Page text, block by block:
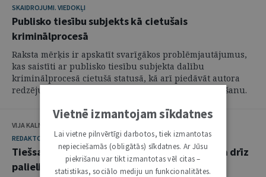
SKAIDROJUMI. VIEDOKĻI
Publisko tiesību subjekts kā cietušais
kriminālprocesā
Raksta mērķis ir apskatīt svarīgākos problēmjautājumus,
kas saistīti ar publisko tiesību subjekta dalību
kriminālprocesā cietušā statusā, kā arī piedāvāt autora
redzējumu par likuma un prakses nepilnību novēršanu.
VIJA KALNIŅA
REDAKTORA SLEJA
Tiešsaistes platformu pienākumi un atbildība drīz
palielināsies
Vietnē izmantojam sīkdatnes
Lai vietne pilnvērtīgi darbotos, tiek izmantotas
nepieciešamās (obligātās) sīkdatnes. Ar Jūsu
piekrišanu var tikt izmantotas vēl citas –
statistikas, sociālo mediju un funkcionalitātes.